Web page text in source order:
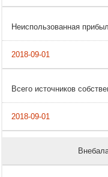
Неиспользованная
Всего источников